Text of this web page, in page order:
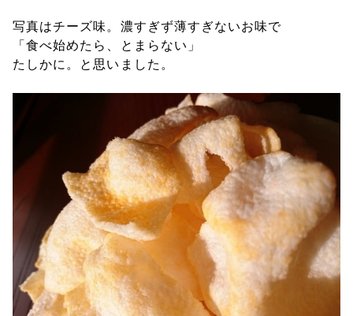
写真はチーズ味。濃すぎず薄すぎないお味で
「食べ始めたら、とまらない」
たしかに。と思いました。